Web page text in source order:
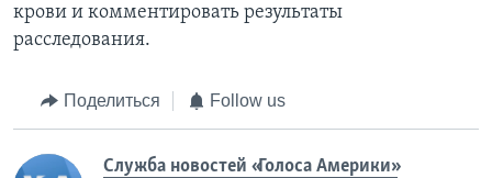
крови и комментировать результаты
расследования.
Поделиться Follow us
Служба новостей «Голоса Америки»